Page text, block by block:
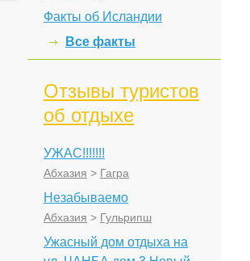
Факты об Исландии
Все факты
Отзывы туристов
об отдыхе
УЖАС!!!!!!!
Абхазия > Гагра
Незабываемо
Абхазия > Гульрипш
Ужасный дом отдыха на